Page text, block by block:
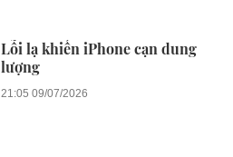
Lỗi lạ khiến iPhone cạn dung
lượng
21:05 09/07/2026